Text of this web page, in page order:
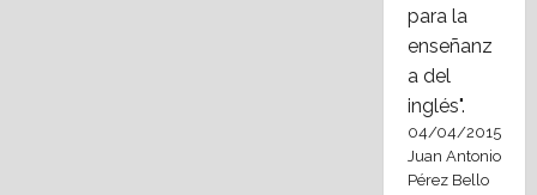
para la
enseñanz
a del
inglés".
04/04/2015
Juan Antonio
Pérez Bello